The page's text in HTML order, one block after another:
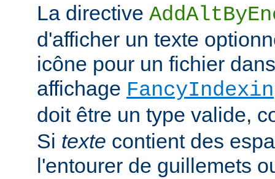
La directive
d'afficher un texte
icône pour un fichier
affichage
doit être un type valide,
Si texte contient des
l'entourer de guillemets